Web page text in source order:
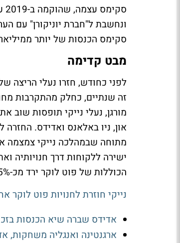
סקימס הכנסות של יותר ממיליארד דולר ורווח נקי של 670
מבט קדימה
לפני כחודש, חזרו נעלי הריצה
זה שנתיים, כחלק מהתקרבות
מורגן, נעלי נייקי תופסות שוב
און, ניו באלאנס ואדידס.
מתוחה שבמהלכה נייקי
ישירה ללקוחות דרך חנויותיה
הכוללות של פוט לוקר ירד מכ-75% לפחות מ-60% בשנת 2022.
נייקי חוזרת לחנויות פוט לוקר
אדידס שברה שיא הכנסות בזכות
ארגנטינה ואנגליה משחקות,